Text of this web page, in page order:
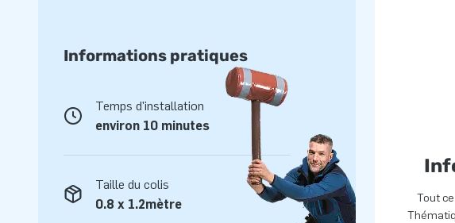
plaisir des petits et des grands. Avez-vous déjà jeté un œil à notre vaste
Informations pratiques
Temps d'installation
environ 10 minutes
Taille du colis
0.8 x 1.2mètre
Tout